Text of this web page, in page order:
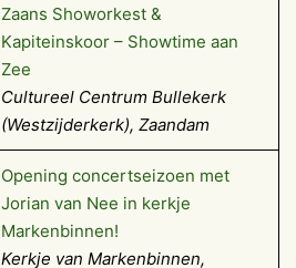
Zaans Showorkest &
Kapiteinskoor – Showtime aan
Zee
Cultureel Centrum Bullekerk
(Westzijderkerk), Zaandam
Opening concertseizoen met
Jorian van Nee in kerkje
Markenbinnen!
Kerkje van Markenbinnen,